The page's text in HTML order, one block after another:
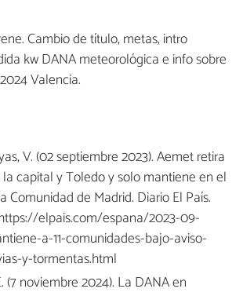
Cambio de título, metas, intro
kw DANA meteorológica e info sobre
Valencia.
V. (02 septiembre 2023). Aemet retira
capital y Toledo y solo mantiene en el
Comunidad de Madrid. Diario El País.
elpais.com/espana/2023-09-
a-11-comunidades-bajo-aviso-
y-tormentas.html
(7 noviembre 2024). La DANA en